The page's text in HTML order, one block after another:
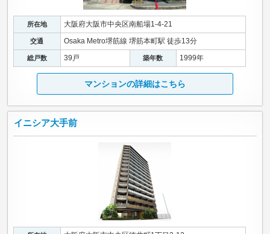
所在地 大阪府大阪市中央区南船場1-4-21
交通 Osaka Metro堺筋線 堺筋本町駅 徒歩13分
総戸数 39戸 築年数 1999年
マンションの詳細はこちら
イニシア大手前